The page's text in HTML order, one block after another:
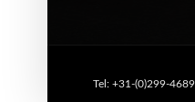
Tel: +31-(0)299-